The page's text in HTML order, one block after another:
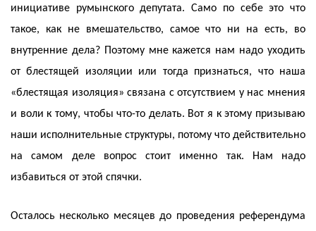
инициативе румынского депутата. Само по себе это что
такое, как не вмешательство, самое что ни на есть, во
внутренние дела? Поэтому мне кажется нам надо уходить
от блестящей изоляции или тогда признаться, что наша
«блестящая изоляция» связана с отсутствием у нас мнения
и воли к тому, чтобы что-то делать. Вот я к этому призываю
наши исполнительные структуры, потому что действительно
на самом деле вопрос стоит именно так. Нам надо
избавиться от этой спячки.
Осталось несколько месяцев до проведения референдума